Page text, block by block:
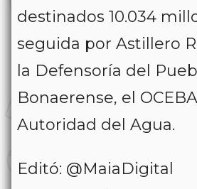
destinados 10.034
seguida por Astillero
la Defensoría del
Bonaerense, el
Autoridad del Agua.
Editó: @MaiaDigital